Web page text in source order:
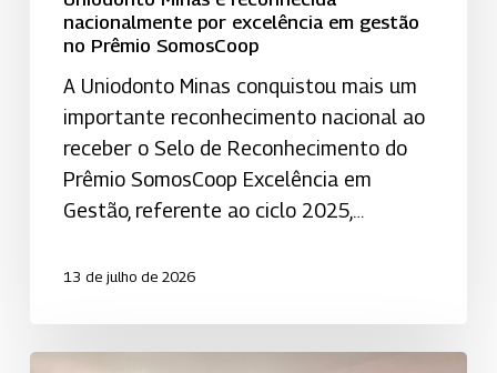
nacionalmente por excelência em gestão
no Prêmio SomosCoop
A Uniodonto Minas conquistou mais um
importante reconhecimento nacional ao
receber o Selo de Reconhecimento do
Prêmio SomosCoop Excelência em
Gestão, referente ao ciclo 2025,…
13 de julho de 2026